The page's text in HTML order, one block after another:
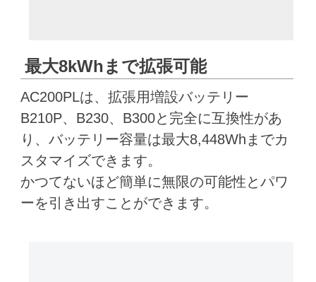
最大8kWhまで拡張可能
AC200PLは、拡張用増設バッテリー
B210P、B230、B300と完全に互換性があ
り、バッテリー容量は最大8,448Whまでカ
スタマイズできます。
かつてないほど簡単に無限の可能性とパワ
ーを引き出すことができます。